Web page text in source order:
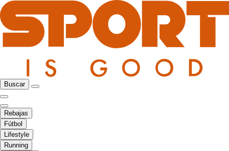
Buscar
Rebajas
Fútbol
Lifestyle
Running